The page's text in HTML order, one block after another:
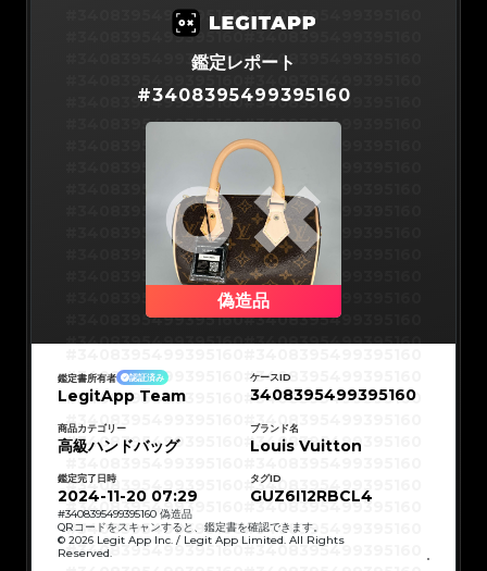
#3066123689299189#3066123689299189
#3066123689299189#3066123689299189
#3066123689299189 #3066123689299189
#3066123689299189
#3066123689299189
#3066123689299189#3066123689299189
#3066123689299189#3066123689299189
#3066123689299189#3066123689299189
#3066123689299189
#3066123689299189
#3066123689299189
#3066123689299189
#3066123689299189#3066123689299189
#3066123689299189#3066123689299189
#3066123689299189#3066123689299189
#3066123689299189#3066123689299189
#3066123689299189#3066123689299189
#3066123689299189#3066123689299189
#3066123689299189
#3066123689299189
#3066123689299189
#3066123689299189
#3066123689299189
#3066123689299189
#3066123689299189
#3066123689299189
#3066123689299189
#3066123689299189
#3066123689299189
#3066123689299189#3066123689299189
#3066123689299189
#3066123689299189#3066123689299189
#3066123689299189#3066123689299189
#3066123689299189#3066123689299189
#3066123689299189
#3066123689299189
#3066123689299189#3066123689299189
#3066123689299189
#3066123689299189
#3066123689299189#3066123689299189
#3066123689299189#3066123689299189
#3066123689299189#3066123689299189
#3066123689299189#3066123689299189
#3066123689299189#3066123689299189
#3066123689299189#3066123689299189
#3066123689299189#3066123689299189
#3066123689299189
#3066123689299189
#3066123689299189
#3066123689299189
#3066123689299189
#3066123689299189
#3066123689299189
#3066123689299189
#3066123689299189
#3066123689299189
#3066123689299189
#3066123689299189#3066123689299189
#3066123689299189#3066123689299189
#3408395499395160#3408395499395160
#3408395499395160#3408395499395160
#3408395499395160#3408395499395160
#3408395499395160#3408395499395160
#3408395499395160#3408395499395160
#3408395499395160#3408395499395160
#3408395499395160
#3408395499395160
#3408395499395160
#3408395499395160
#3408395499395160#3408395499395160
#3408395499395160#3408395499395160
#3408395499395160#3408395499395160
#3408395499395160#3408395499395160
#3408395499395160#3408395499395160
#3408395499395160#3408395499395160
#3408395499395160#3408395499395160
#3408395499395160
#3408395499395160
#3408395499395160
#3408395499395160
#3408395499395160
#3408395499395160
#3408395499395160
#3408395499395160
#3408395499395160
#3408395499395160
#3408395499395160
#3408395499395160
#3408395499395160
#3408395499395160#3408395499395160
#3408395499395160
鑑定レポート
#3408395499395160
偽造品
#3408395499395160
#3408395499395160
#3408395499395160
#3408395499395160
#3408395499395160
#3408395499395160
#3408395499395160
#3408395499395160
#3408395499395160
#3408395499395160
#3408395499395160
#3408395499395160
#3408395499395160#3408395499395160
#3408395499395160#3408395499395160
鑑定書所有者 認証済み
LegitApp Team
ケースID
3408395499395160
商品カテゴリー
高級ハンドバッグ
ブランド名
Louis Vuitton
鑑定完了日時
2024-11-20 07:29
タグID
GUZ6I12RBCL4
#3408395499395160 偽造品
QRコードをスキャンすると、鑑定書を確認できます。
© 2026 Legit App Inc. / Legit App Limited. All Rights
Reserved.